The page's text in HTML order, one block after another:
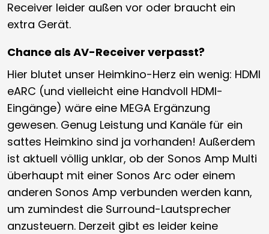
Receiver leider außen vor oder braucht ein
extra Gerät.
Chance als AV-Receiver verpasst?
Hier blutet unser Heimkino-Herz ein wenig: HDMI
eARC (und vielleicht eine Handvoll HDMI-
Eingänge) wäre eine MEGA Ergänzung
gewesen. Genug Leistung und Kanäle für ein
sattes Heimkino sind ja vorhanden! Außerdem
ist aktuell völlig unklar, ob der Sonos Amp Multi
überhaupt mit einer Sonos Arc oder einem
anderen Sonos Amp verbunden werden kann,
um zumindest die Surround-Lautsprecher
anzusteuern. Derzeit gibt es leider keine